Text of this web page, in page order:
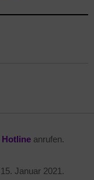
Hotline anrufen.
15. Januar 2021 .